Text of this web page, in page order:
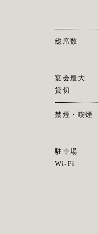
総席数
宴会最大
貸切
禁煙・喫煙
駐車場
Wi-Fi